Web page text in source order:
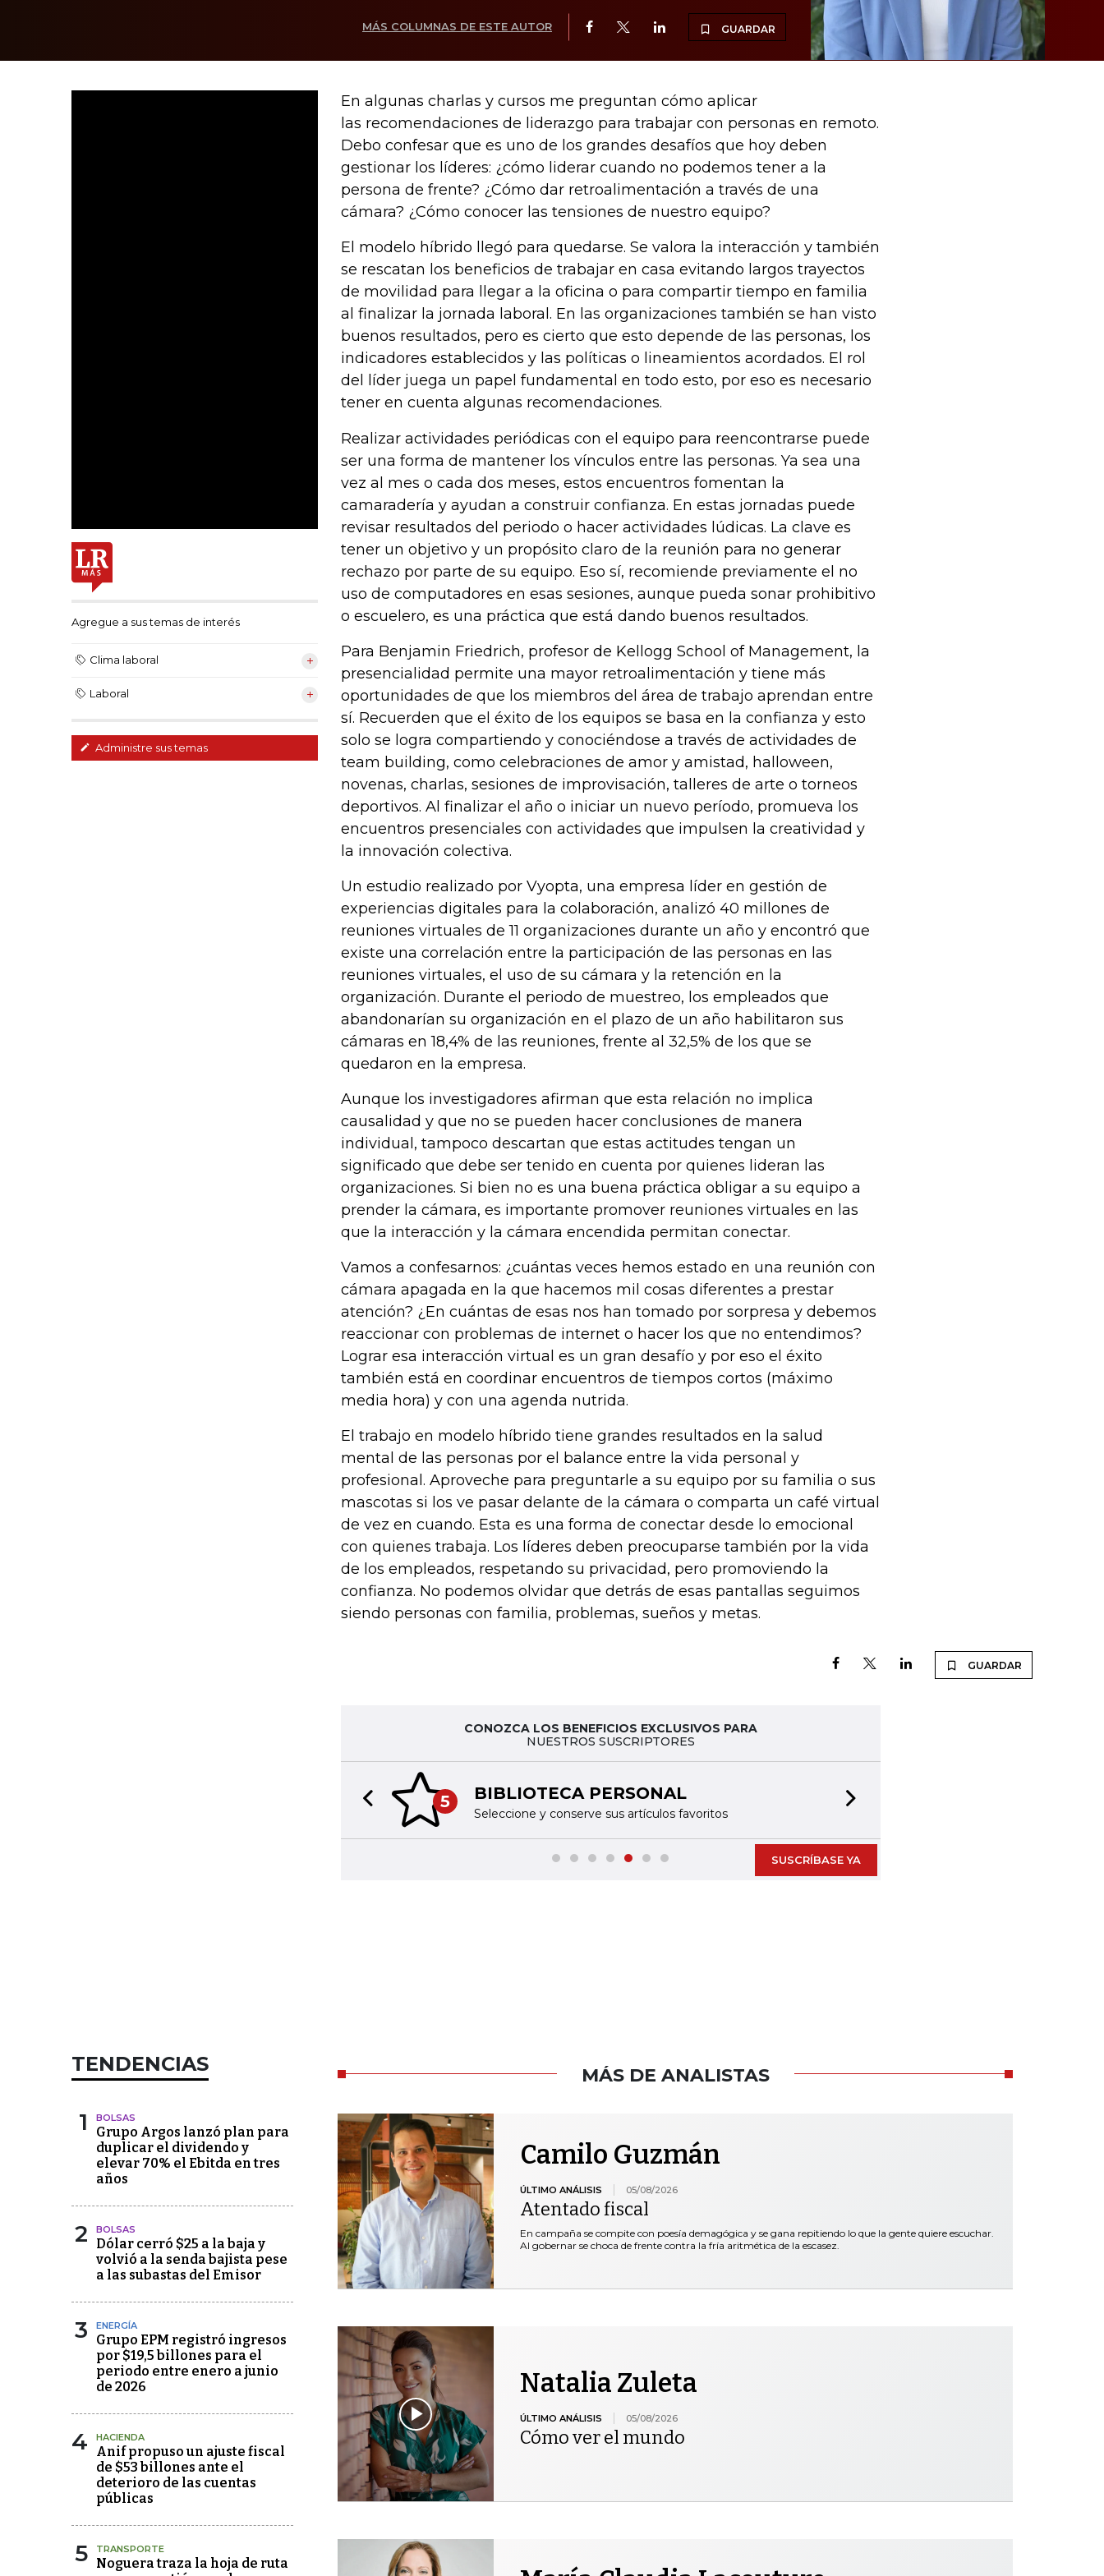
MÁS COLUMNAS DE ESTE AUTOR GUARDAR
Agregue a sus temas de interés
Clima laboral
Laboral
Administre sus temas
En algunas charlas y cursos me preguntan cómo aplicar
las recomendaciones de liderazgo para trabajar con personas en remoto.
Debo confesar que es uno de los grandes desafíos que hoy deben
gestionar los líderes: ¿cómo liderar cuando no podemos tener a la
persona de frente? ¿Cómo dar retroalimentación a través de una
cámara? ¿Cómo conocer las tensiones de nuestro equipo?
El modelo híbrido llegó para quedarse. Se valora la interacción y también
se rescatan los beneficios de trabajar en casa evitando largos trayectos
de movilidad para llegar a la oficina o para compartir tiempo en familia
al finalizar la jornada laboral. En las organizaciones también se han visto
buenos resultados, pero es cierto que esto depende de las personas, los
indicadores establecidos y las políticas o lineamientos acordados. El rol
del líder juega un papel fundamental en todo esto, por eso es necesario
tener en cuenta algunas recomendaciones.
Realizar actividades periódicas con el equipo para reencontrarse puede
ser una forma de mantener los vínculos entre las personas. Ya sea una
vez al mes o cada dos meses, estos encuentros fomentan la
camaradería y ayudan a construir confianza. En estas jornadas puede
revisar resultados del periodo o hacer actividades lúdicas. La clave es
tener un objetivo y un propósito claro de la reunión para no generar
rechazo por parte de su equipo. Eso sí, recomiende previamente el no
uso de computadores en esas sesiones, aunque pueda sonar prohibitivo
o escuelero, es una práctica que está dando buenos resultados.
Para Benjamin Friedrich, profesor de Kellogg School of Management, la
presencialidad permite una mayor retroalimentación y tiene más
oportunidades de que los miembros del área de trabajo aprendan entre
sí. Recuerden que el éxito de los equipos se basa en la confianza y esto
solo se logra compartiendo y conociéndose a través de actividades de
team building, como celebraciones de amor y amistad, halloween,
novenas, charlas, sesiones de improvisación, talleres de arte o torneos
deportivos. Al finalizar el año o iniciar un nuevo período, promueva los
encuentros presenciales con actividades que impulsen la creatividad y
la innovación colectiva.
Un estudio realizado por Vyopta, una empresa líder en gestión de
experiencias digitales para la colaboración, analizó 40 millones de
reuniones virtuales de 11 organizaciones durante un año y encontró que
existe una correlación entre la participación de las personas en las
reuniones virtuales, el uso de su cámara y la retención en la
organización. Durante el periodo de muestreo, los empleados que
abandonarían su organización en el plazo de un año habilitaron sus
cámaras en 18,4% de las reuniones, frente al 32,5% de los que se
quedaron en la empresa.
Aunque los investigadores afirman que esta relación no implica
causalidad y que no se pueden hacer conclusiones de manera
individual, tampoco descartan que estas actitudes tengan un
significado que debe ser tenido en cuenta por quienes lideran las
organizaciones. Si bien no es una buena práctica obligar a su equipo a
prender la cámara, es importante promover reuniones virtuales en las
que la interacción y la cámara encendida permitan conectar.
Vamos a confesarnos: ¿cuántas veces hemos estado en una reunión con
cámara apagada en la que hacemos mil cosas diferentes a prestar
atención? ¿En cuántas de esas nos han tomado por sorpresa y debemos
reaccionar con problemas de internet o hacer los que no entendimos?
Lograr esa interacción virtual es un gran desafío y por eso el éxito
también está en coordinar encuentros de tiempos cortos (máximo
media hora) y con una agenda nutrida.
El trabajo en modelo híbrido tiene grandes resultados en la salud
mental de las personas por el balance entre la vida personal y
profesional. Aproveche para preguntarle a su equipo por su familia o sus
mascotas si los ve pasar delante de la cámara o comparta un café virtual
de vez en cuando. Esta es una forma de conectar desde lo emocional
con quienes trabaja. Los líderes deben preocuparse también por la vida
de los empleados, respetando su privacidad, pero promoviendo la
confianza. No podemos olvidar que detrás de esas pantallas seguimos
siendo personas con familia, problemas, sueños y metas.
GUARDAR
CONOZCA LOS BENEFICIOS EXCLUSIVOS PARA
NUESTROS SUSCRIPTORES
5 BIBLIOTECA PERSONAL
Seleccione y conserve sus artículos favoritos
Previous slide
SUSCRÍBASE YA
TENDENCIAS
1 BOLSAS
Grupo Argos lanzó plan para
duplicar el dividendo y
elevar 70% el Ebitda en tres
años
2 BOLSAS
Dólar cerró $25 a la baja y
volvió a la senda bajista pese
a las subastas del Emisor
3 ENERGÍA
Grupo EPM registró ingresos
por $19,5 billones para el
periodo entre enero a junio
de 2026
4 HACIENDA
Anif propuso un ajuste fiscal
de $53 billones ante el
deterioro de las cuentas
públicas
5 TRANSPORTE
Noguera traza la hoja de ruta
MÁS DE ANALISTAS
Camilo Guzmán
ÚLTIMO ANÁLISIS 05/08/2026
Atentado fiscal
En campaña se compite con poesía demagógica y se gana repitiendo lo que la gente quiere escuchar.
Al gobernar se choca de frente contra la fría aritmética de la escasez.
Natalia Zuleta
ÚLTIMO ANÁLISIS 05/08/2026
Cómo ver el mundo